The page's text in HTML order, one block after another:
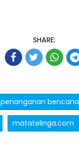
SHARE:
penanganan bencana
matatelinga.com